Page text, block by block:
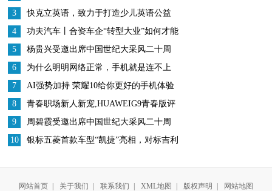
稳步推进
3
快克立英语，致力于打造少儿英语公益
夏令营标杆
4
功夫汽车丨合资车企“转型大业”如何才能
更高效务实？这家车企做了一次有益尝
试！
5
杨贵兴受邀出席中国世纪大采风二十周
年庆典
6
为什么明明网络正常，手机就是连不上
WiFi？
7
AI强势加持 荣耀10给你更好的手机体验
8
青春职场新人新宠,HUAWEIG9青春版评
9
周碧霞受邀出席中国世纪大采风二十周
年庆典
10
银标五菱首款车型“凯捷”亮相，对标吉利
网站首页 | 关于我们 | 联系我们 | XML地图 | 版权声明 | 网站地图